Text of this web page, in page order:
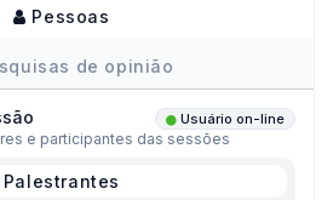
Pessoas
de opinião
Usuário on-line
e participantes das sessões
Palestrantes